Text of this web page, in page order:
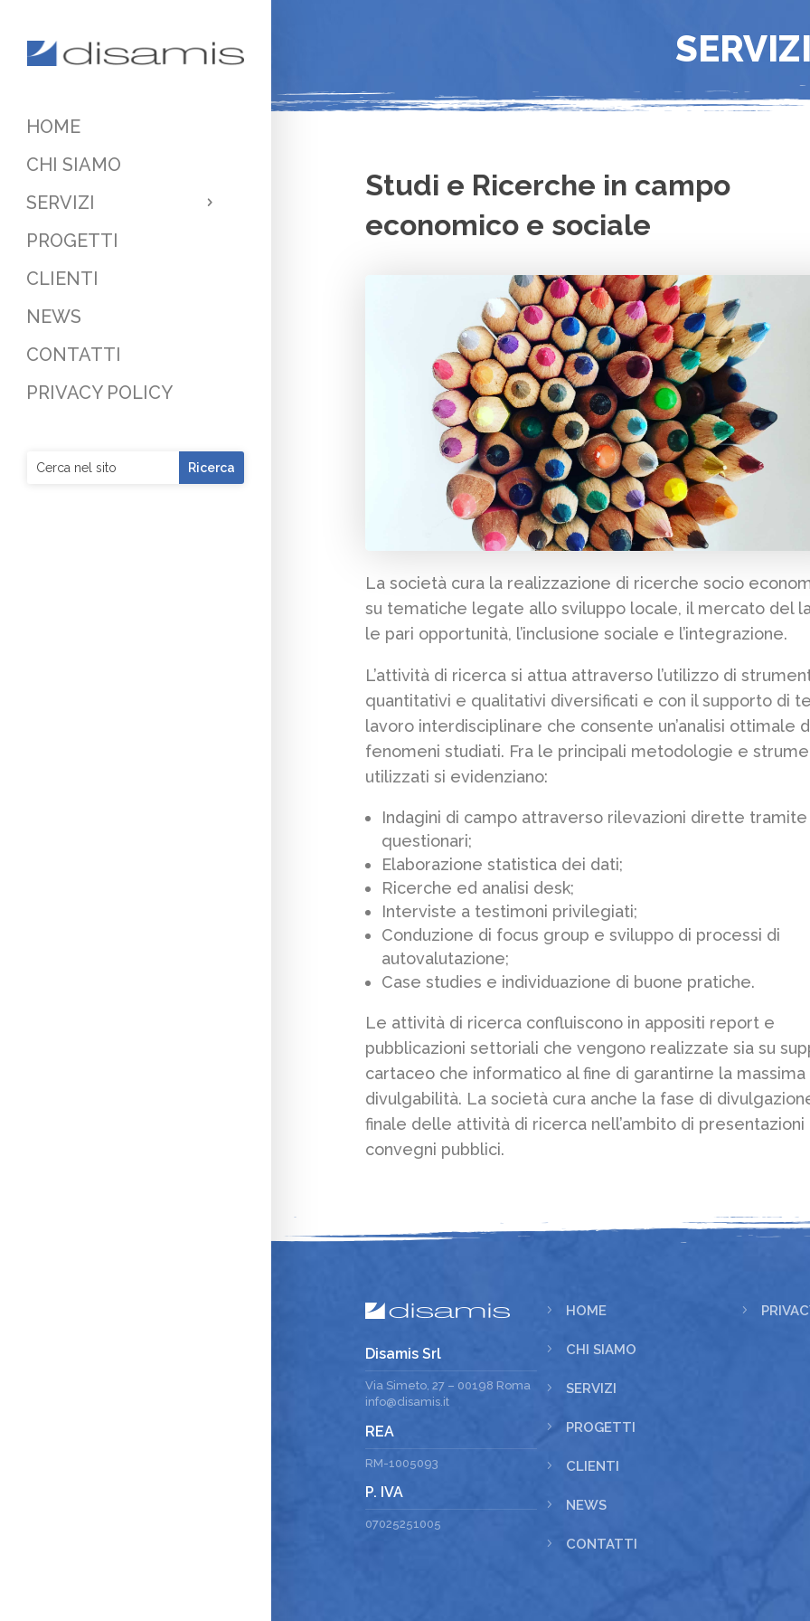
HOME
CHI SIAMO
SERVIZI
PROGETTI
CLIENTI
NEWS
CONTATTI
PRIVACY POLICY
SERVIZI
Studi e Ricerche in campo
economico e sociale
La società cura la realizzazione di ricerche socio
su tematiche legate allo sviluppo locale, il mercato del
le pari opportunità, l’inclusione sociale e l’integrazione.
L’attività di ricerca si attua attraverso l’utilizzo di
quantitativi e qualitativi diversificati e con il supporto di
lavoro interdisciplinare che consente un’analisi ottimale
fenomeni studiati. Fra le principali metodologie e
utilizzati si evidenziano:
Indagini di campo attraverso rilevazioni dirette tramite
questionari;
Elaborazione statistica dei dati;
Ricerche ed analisi desk;
Interviste a testimoni privilegiati;
Conduzione di focus group e sviluppo di processi di
autovalutazione;
Case studies e individuazione di buone pratiche.
Le attività di ricerca confluiscono in appositi report e
pubblicazioni settoriali che vengono realizzate sia su
cartaceo che informatico al fine di garantirne la massima
divulgabilità. La società cura anche la fase di
finale delle attività di ricerca nell’ambito di presentazioni
convegni pubblici.
Disamis Srl
Via Simeto, 27 – 00198 Roma
info@disamis.it
REA
RM-1005093
P. IVA
07025251005
5 HOME
5 CHI SIAMO
5 SERVIZI
5 PROGETTI
5 CLIENTI
5 NEWS
5 CONTATTI
5